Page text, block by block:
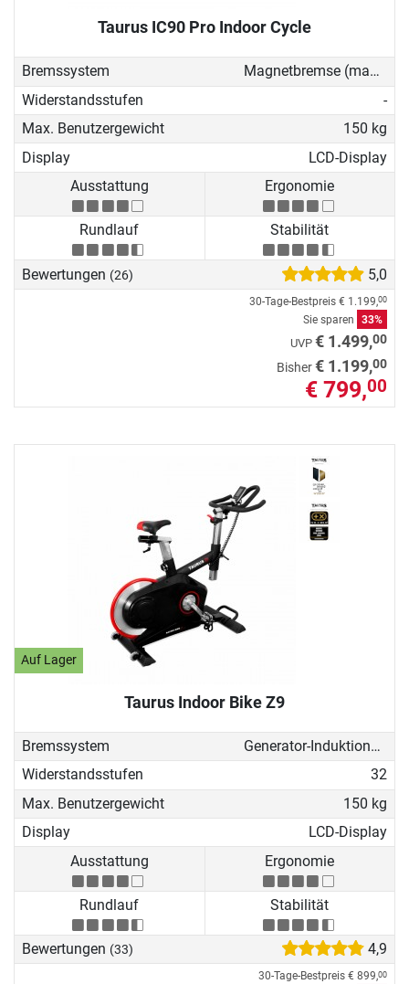
Taurus IC90 Pro Indoor Cycle
Bremssystem
Magnetbremse (manuell)
Widerstandsstufen
-
Max. Benutzergewicht
150 kg
Display
LCD-Display
Ausstattung
Ergonomie
Rundlauf Stabilität
Bewertungen (26) 5,0
30-Tage-Bestpreis € 1.199,00
Sie sparen 33%
UVP € 1.499,00
Bisher€ 1.199,00
€ 799,00
Auf Lager
Taurus Indoor Bike Z9
Bremssystem
Generator-Induktionsbremse
Widerstandsstufen
32
Max. Benutzergewicht
150 kg
Display
LCD-Display
Ausstattung
Ergonomie
Rundlauf Stabilität
Bewertungen (33) 4,9
30-Tage-Bestpreis € 899,00